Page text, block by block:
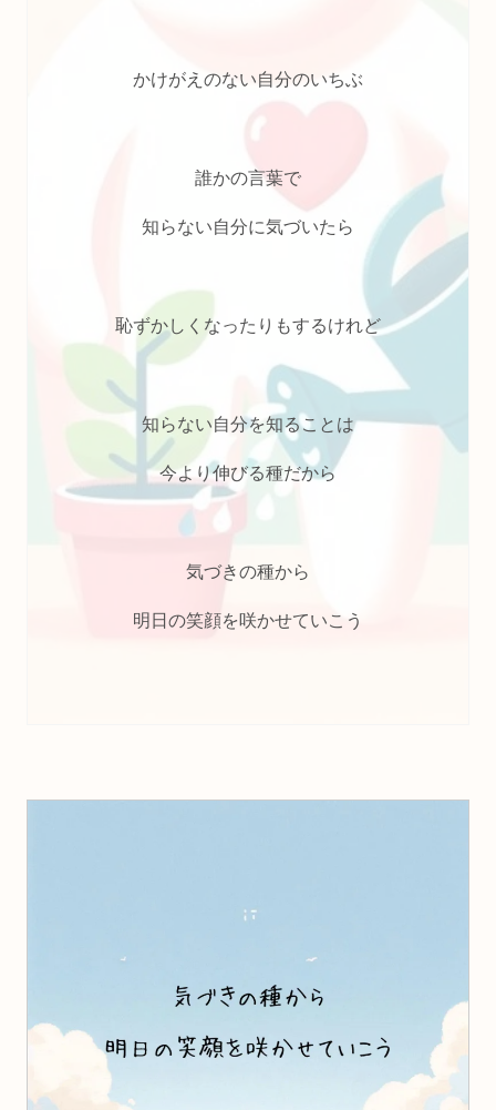
かけがえのない自分のいちぶ
誰かの言葉で
知らない自分に気づいたら
恥ずかしくなったりもするけれど
知らない自分を知ることは
今より伸びる種だから
気づきの種から
明日の笑顔を咲かせていこう